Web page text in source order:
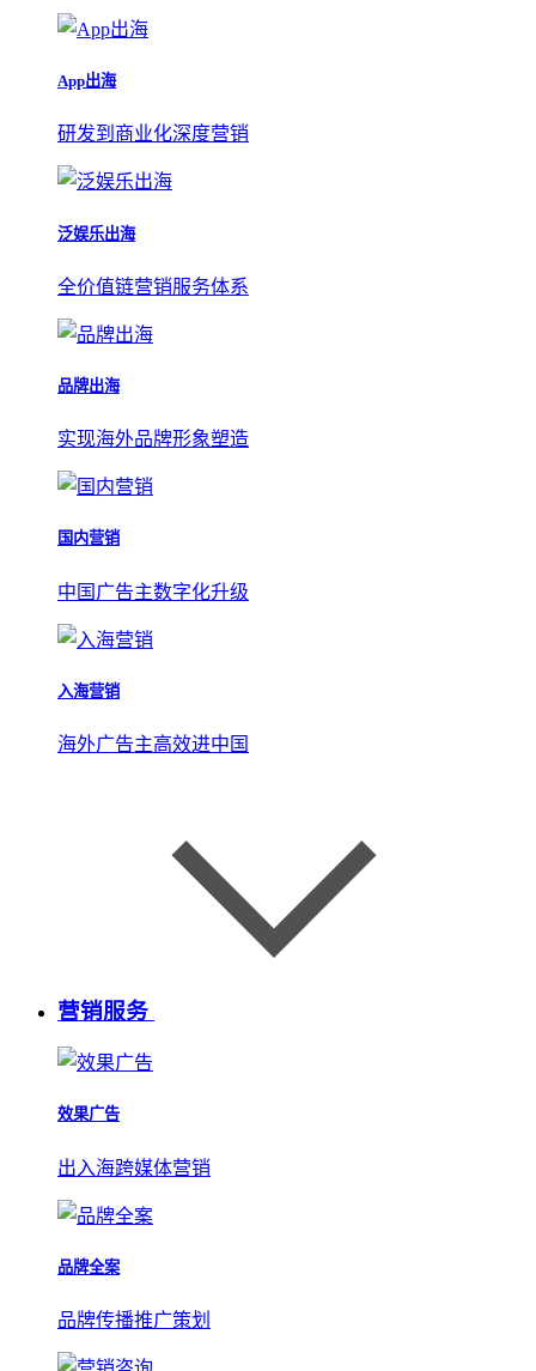
App出海
研发到商业化深度营销
泛娱乐出海
全价值链营销服务体系
品牌出海
实现海外品牌形象塑造
国内营销
中国广告主数字化升级
入海营销
海外广告主高效进中国
营销服务
效果广告
出入海跨媒体营销
品牌全案
品牌传播推广策划